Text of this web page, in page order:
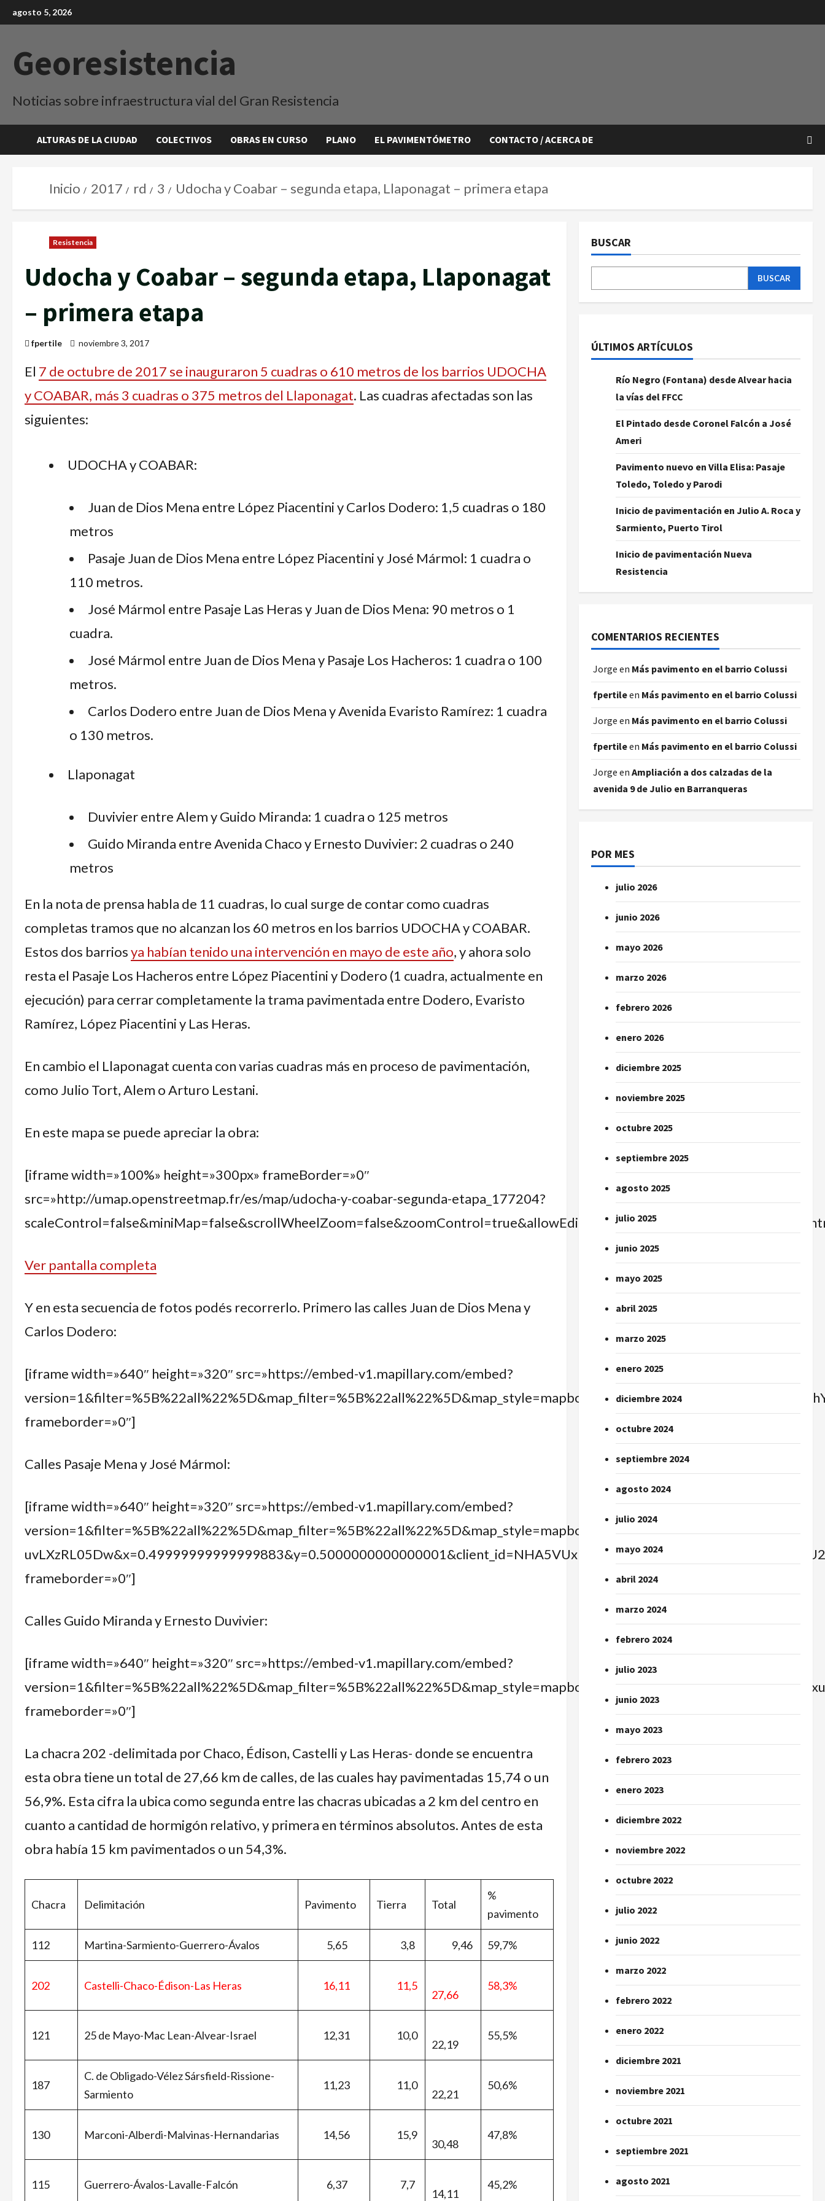
agosto 5, 2026
Georesistencia
Noticias sobre infraestructura vial del Gran Resistencia
ALTURAS DE LA CIUDAD COLECTIVOS OBRAS EN CURSO PLANO EL PAVIMENTÓMETRO CONTACTO / ACERCA DE
Inicio 2017 rd 3 Udocha y Coabar – segunda etapa, Llaponagat – primera etapa
Resistencia
Udocha y Coabar – segunda etapa, Llaponagat
– primera etapa
fpertile noviembre 3, 2017
El 7 de octubre de 2017 se inauguraron 5 cuadras o 610 metros de los barrios UDOCHA
y COABAR, más 3 cuadras o 375 metros del Llaponagat. Las cuadras afectadas son las
siguientes:
UDOCHA y COABAR:
Juan de Dios Mena entre López Piacentini y Carlos Dodero: 1,5 cuadras o 180
metros
Pasaje Juan de Dios Mena entre López Piacentini y José Mármol: 1 cuadra o
110 metros.
José Mármol entre Pasaje Las Heras y Juan de Dios Mena: 90 metros o 1
cuadra.
José Mármol entre Juan de Dios Mena y Pasaje Los Hacheros: 1 cuadra o 100
metros.
Carlos Dodero entre Juan de Dios Mena y Avenida Evaristo Ramírez: 1 cuadra
o 130 metros.
Llaponagat
Duvivier entre Alem y Guido Miranda: 1 cuadra o 125 metros
Guido Miranda entre Avenida Chaco y Ernesto Duvivier: 2 cuadras o 240
metros
En la nota de prensa habla de 11 cuadras, lo cual surge de contar como cuadras
completas tramos que no alcanzan los 60 metros en los barrios UDOCHA y COABAR.
Estos dos barriosya habían tenido una intervención en mayo de este año, y ahora solo
resta el Pasaje Los Hacheros entre López Piacentini y Dodero (1 cuadra, actualmente en
ejecución) para cerrar completamente la trama pavimentada entre Dodero, Evaristo
Ramírez, López Piacentini y Las Heras.
En cambio el Llaponagat cuenta con varias cuadras más en proceso de pavimentación,
como Julio Tort, Alem o Arturo Lestani.
En este mapa se puede apreciar la obra:
[iframe width=»100%» height=»300px» frameBorder=»0″
src=»http://umap.openstreetmap.fr/es/map/udocha-y-coabar-segunda-etapa_177204?
Ver pantalla completa
Y en esta secuencia de fotos podés recorrerlo. Primero las calles Juan de Dios Mena y
Carlos Dodero:
[iframe width=»640″ height=»320″ src=»https://embed-v1.mapillary.com/embed?
frameborder=»0″]
Calles Pasaje Mena y José Mármol:
[iframe width=»640″ height=»320″ src=»https://embed-v1.mapillary.com/embed?
version=1&filter=%5B%22all%22%5D&map_filter=%5B%22all%22%5D&map_style=mapbox_streets&image_key=N5hag9thQa-
frameborder=»0″]
Calles Guido Miranda y Ernesto Duvivier:
[iframe width=»640″ height=»320″ src=»https://embed-v1.mapillary.com/embed?
frameborder=»0″]
La chacra 202 -delimitada por Chaco, Édison, Castelli y Las Heras- donde se encuentra
esta obra tiene un total de 27,66 km de calles, de las cuales hay pavimentadas 15,74 o un
56,9%. Esta cifra la ubica como segunda entre las chacras ubicadas a 2 km del centro en
cuanto a cantidad de hormigón relativo, y primera en términos absolutos. Antes de esta
obra había 15 km pavimentados o un 54,3%.
Chacra Delimitación Pavimento Tierra Total
%
pavimento
112 Martina-Sarmiento-Guerrero-Ávalos 5,65 3,8 9,46 59,7%
202 Castelli-Chaco-Édison-Las Heras 16,11 11,5
27,66
58,3%
121 25 de Mayo-Mac Lean-Alvear-Israel 12,31 10,0
22,19
55,5%
187
C. de Obligado-Vélez Sársfield-Rissione-
Sarmiento
11,23 11,0
22,21
50,6%
130 Marconi-Alberdi-Malvinas-Hernandarias 14,56 15,9
30,48
47,8%
115 Guerrero-Ávalos-Lavalle-Falcón 6,37 7,7
14,11
45,2%
BUSCAR
BUSCAR
ÚLTIMOS ARTÍCULOS
Río Negro (Fontana) desde Alvear hacia
la vías del FFCC
El Pintado desde Coronel Falcón a José
Ameri
Pavimento nuevo en Villa Elisa: Pasaje
Toledo, Toledo y Parodi
Inicio de pavimentación en Julio A. Roca y
Sarmiento, Puerto Tirol
Inicio de pavimentación Nueva
Resistencia
COMENTARIOS RECIENTES
Jorge en Más pavimento en el barrio Colussi
fpertileen Más pavimento en el barrio Colussi
Jorge en Más pavimento en el barrio Colussi
fpertileen Más pavimento en el barrio Colussi
Jorge en Ampliación a dos calzadas de la
avenida 9 de Julio en Barranqueras
POR MES
julio 2026
junio 2026
mayo 2026
marzo 2026
febrero 2026
enero 2026
diciembre 2025
noviembre 2025
octubre 2025
septiembre 2025
agosto 2025
julio 2025
junio 2025
mayo 2025
abril 2025
marzo 2025
enero 2025
diciembre 2024
octubre 2024
septiembre 2024
agosto 2024
julio 2024
mayo 2024
abril 2024
marzo 2024
febrero 2024
julio 2023
junio 2023
mayo 2023
febrero 2023
enero 2023
diciembre 2022
noviembre 2022
octubre 2022
julio 2022
junio 2022
marzo 2022
febrero 2022
enero 2022
diciembre 2021
noviembre 2021
octubre 2021
septiembre 2021
agosto 2021